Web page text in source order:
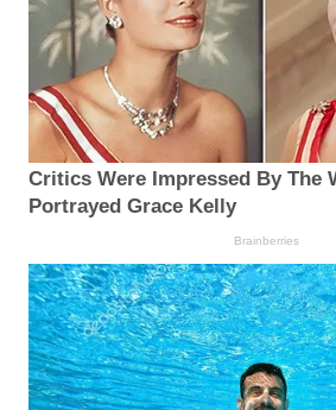
Critics Were Impressed By The
Portrayed Grace Kelly
Brainberries